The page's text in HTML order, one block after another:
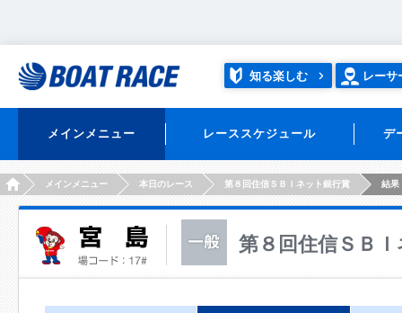
知る楽しむ レーサ
メインメニュー レーススケジュール デ
HOMEメインメニュー 本日のレース 第８回住信ＳＢＩネット銀行賞 結果
第８回住信ＳＢ